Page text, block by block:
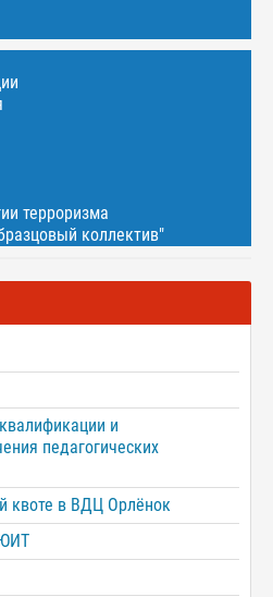
терроризма
коллектив"
и
педагогических
квоте в ВДЦ Орлёнок